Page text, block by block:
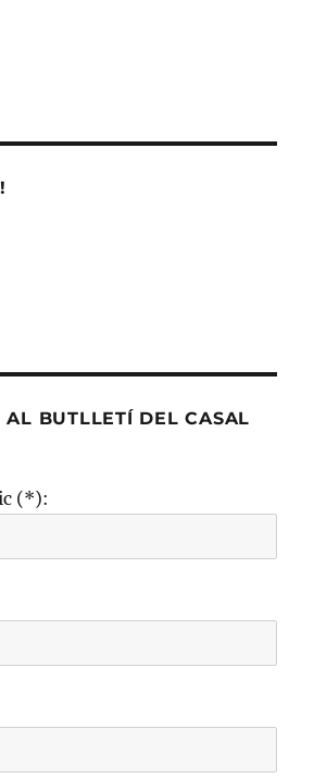
AL BUTLLETÍ DEL CASAL
(*):